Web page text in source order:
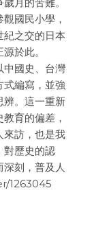
月的苦難。
國民小學，
紀之交的日本
於此。
中國史、台灣
式編寫，並強
辨。這一重新
育的偏差，
來訪，也是我
對歷史的認
刻，普及人
1263045